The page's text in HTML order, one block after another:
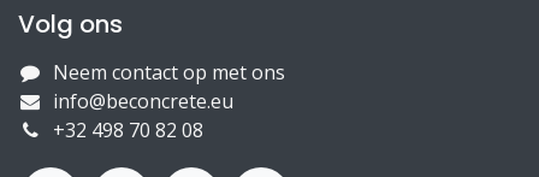
Volg ons
Neem contact op met ons
info@beconcrete.eu
+32 498 70 82 08